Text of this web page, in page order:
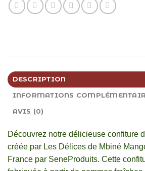
DESCRIPTION
INFORMATIONS
AVIS (0)
Découvrez notre délicieuse confiture
créée par Les Délices de Mbiné
France par SeneProduits. Cette